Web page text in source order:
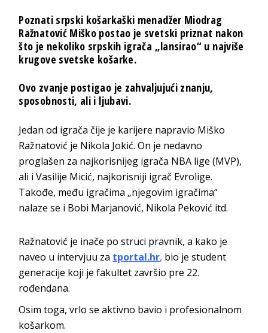
Poznati srpski košarkaški menadžer Miodrag
Ražnatović Miško postao je svetski priznat nakon
što je nekoliko srpskih igrača „lansirao“ u najviše
krugove svetske košarke.
Ovo zvanje postigao je zahvaljujući znanju,
sposobnosti, ali i ljubavi.
Jedan od igrača čije je karijere napravio Miško
Ražnatović je Nikola Jokić. On je nedavno
proglašen za najkorisnijeg igrača NBA lige (MVP),
ali i Vasilije Micić, najkorisniji igrač Evrolige.
Takođe, među igračima „njegovim igračima“
nalaze se i Bobi Marjanović, Nikola Peković itd.
Ražnatović je inače po struci pravnik, a kako je
naveo u intervjuu za tportal.hr, bio je student
generacije koji je fakultet završio pre 22.
rođendana.
Osim toga, vrlo se aktivno bavio i profesionalnom
košarkom.